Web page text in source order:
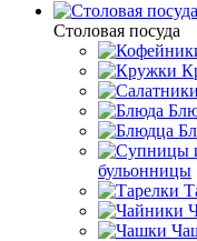
Столовая посуда
бульонницы